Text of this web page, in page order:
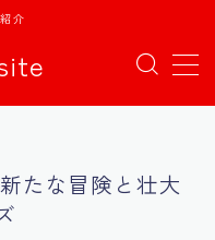
介
たな冒険と壮大